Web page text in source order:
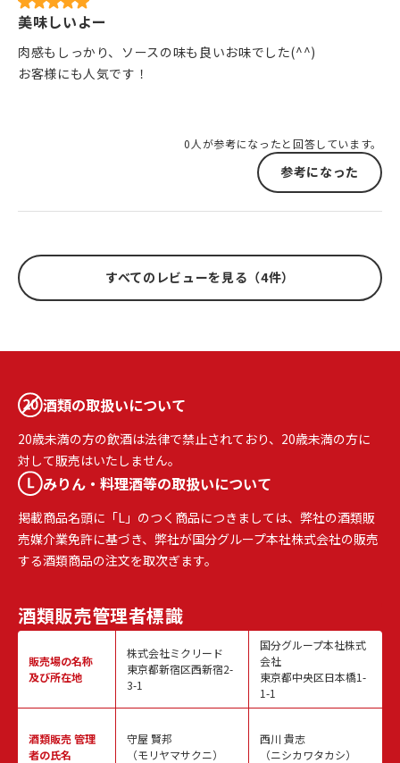
美味しいよー
肉感もしっかり、ソースの味も良いお味でした(^^)
お客様にも人気です！
0人が参考になったと回答しています。
参考になった
すべてのレビューを見る（4件）
酒類の取扱いについて
20歳未満の方の飲酒は法律で禁止されており、20歳未満の方に
対して販売はいたしません。
みりん・料理酒等の取扱いについて
掲載商品名頭に「L」のつく商品につきましては、弊社の酒類販
売媒介業免許に基づき、弊社が国分グループ本社株式会社の販売
する酒類商品の注文を取次ぎます。
酒類販売管理者標識
販売場の名称
及び所在地
酒類販売管理
者の氏名
株式会社ミクリード
東京都新宿区西新宿2-
3-1
守屋 賢邦
（モリヤマサクニ）
国分グループ本社株式
会社
東京都中央区日本橋1-
1-1
西川 貴志
（ニシカワタカシ）